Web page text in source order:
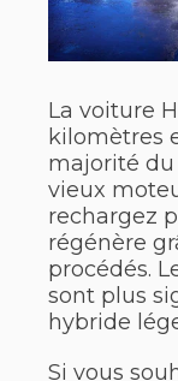
La voiture
kilomètres
majorité du
vieux
rechargez
régénère
procédés.
sont plus
hybride
Si vous